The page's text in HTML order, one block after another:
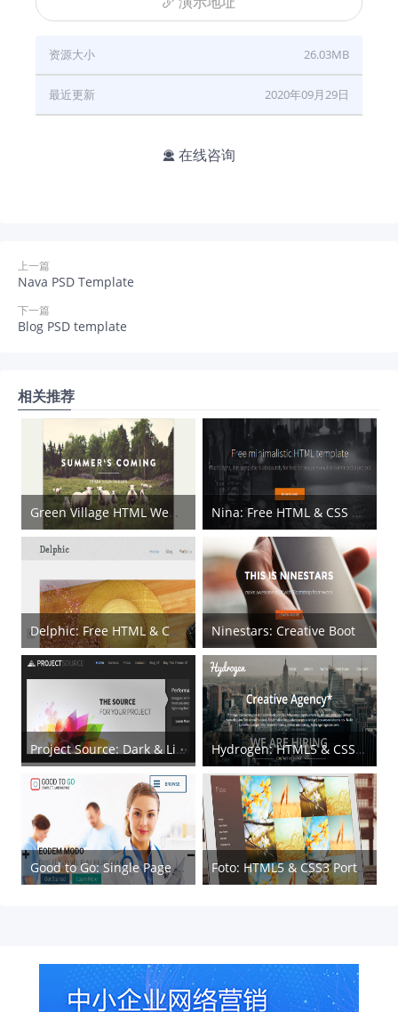

资源大小 26.03MB
最近更新 2020年09月29日
 在线咨询
上一篇
Nava PSD Template
下一篇
Blog PSD template
相关推荐
Green Village HTML Web Template Nina: Free HTML & CSS Minimal Template
Delphic: Free HTML & CSS Minimal Template
Project Source: Dark & Light Responsive HTML5 Template Hydrogen: HTML5 & CSS3 One Page Template
Good to Go: Single Page HTML Medical Web Template Foto: HTML5 & CSS3 Portfolio Template